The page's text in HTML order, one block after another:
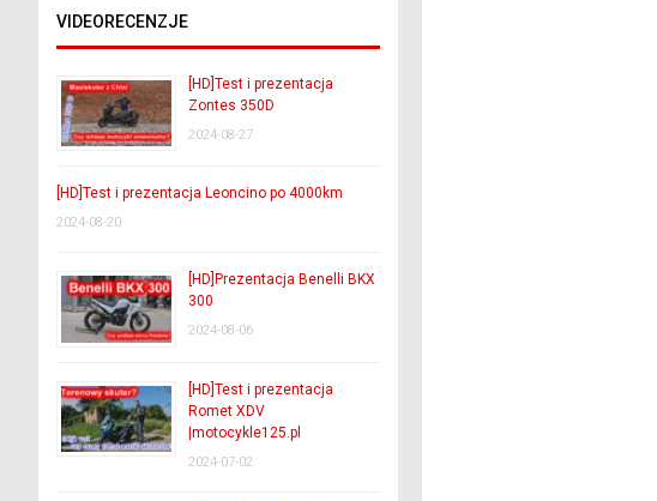
VIDEORECENZJE
[HD]Test i prezentacja
Zontes 350D
2024-08-27
[HD]Test i prezentacja Leoncino po 4000km
2024-08-20
[HD]Prezentacja Benelli BKX
300
2024-08-06
[HD]Test i prezentacja
Romet XDV
|motocykle125.pl
2024-07-02